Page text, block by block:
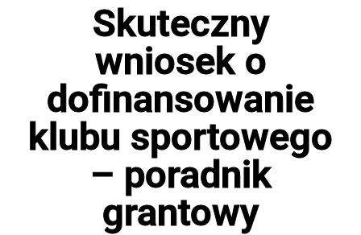
Skuteczny
wniosek o
dofinansowanie
klubu sportowego
– poradnik
grantowy